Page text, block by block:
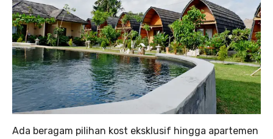
Ada beragam pilihan kost eksklusif hingga apartemen